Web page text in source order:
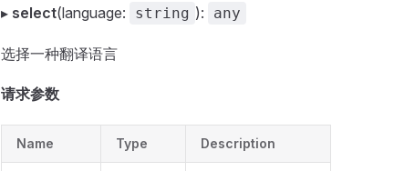
▸ select(language: string ): any
选择一种翻译语言
请求参数
Name Type Description